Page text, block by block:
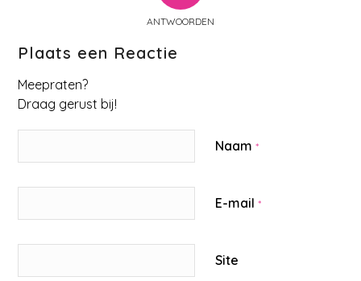
ANTWOORDEN
Plaats een Reactie
Meepraten?
Draag gerust bij!
Naam*
E-mail*
Site